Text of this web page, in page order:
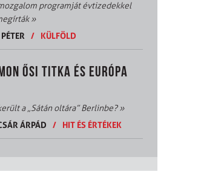
programját évtizedekkel
»
/ KÜLFÖLD
ŐSI TITKA ÉS EURÓPA
a „Sátán oltára” Berlinbe?»
ÁRPÁD
/ HIT ÉS ÉRTÉKEK